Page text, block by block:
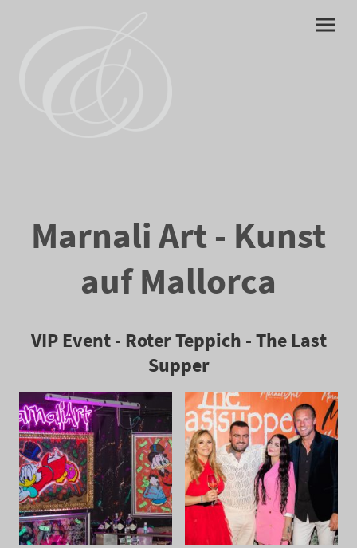
Marnali Art - Kunst
auf Mallorca
VIP Event - Roter Teppich - The Last
Supper